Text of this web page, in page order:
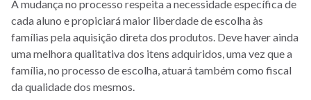
A mudança no processo respeita a necessidade específica de
cada aluno e propiciará maior liberdade de escolha às
famílias pela aquisição direta dos produtos. Deve haver ainda
uma melhora qualitativa dos itens adquiridos, uma vez que a
família, no processo de escolha, atuará também como fiscal
da qualidade dos mesmos.